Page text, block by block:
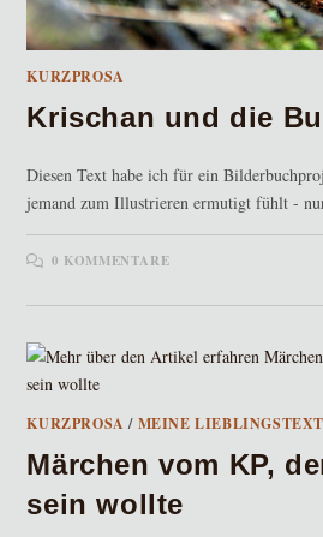
KURZPROSA
Krischan und die
Diesen Text habe ich für ein
jemand zum Illustrieren ermutigt fühlt -
0 KOMMENTARE
KURZPROSA / MEINE
Märchen vom KP,
sein wollte